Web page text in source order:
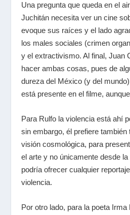
Una pregunta que queda en el
Juchitán necesita ver un cine
evoque sus raíces y el lado
los males sociales (crimen
y el extractivismo. Al final, Juan
hacer ambas cosas, pues de
dureza del México (y del
está presente en el filme,
Para Rulfo la violencia está ahí
sin embargo, él prefiere también
visión cosmológica, para
el arte y no únicamente desde
podría ofrecer cualquier
violencia.
Por otro lado, para la poeta Irma